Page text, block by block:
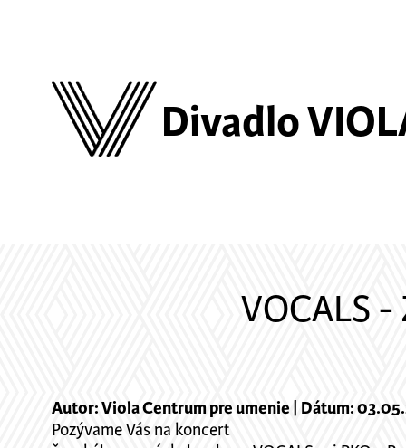
Divadlo
VOCALS -
Autor: Viola Centrum pre umenie | Dátum:
Pozývame Vás na koncert